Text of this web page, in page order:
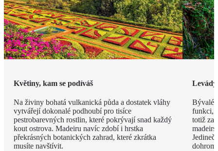
Květiny, kam se podíváš
Na živiny bohatá vulkanická půda a dostatek vláhy
vytvářejí dokonalé podhoubí pro tisíce
pestrobarevných rostlin, které pokrývají snad každý
kout ostrova. Madeiru navíc zdobí i hrstka
překrásných botanických zahrad, které zkrátka
musíte navštívit.
Levády
Bývalé
funkci,
totiž